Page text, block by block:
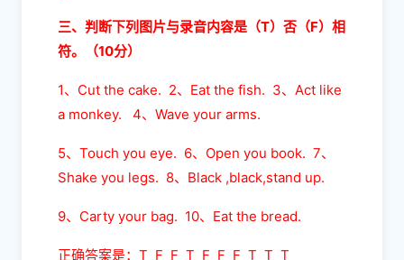
三、判断下列图片与录音内容是（T）否（F）相
符。（10分）
1、Cut the cake. 2、Eat the fish. 3、Act like
a monkey. 4、Wave your arms.
5、Touch you eye. 6、Open you book. 7、
Shake you legs. 8、Black ,black,stand up.
9、Carty your bag. 10、Eat the bread.
正确答案是：T F F T F F F T T T